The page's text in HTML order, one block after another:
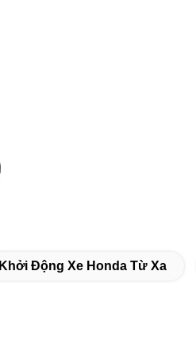
Khởi Động Xe Honda Từ Xa